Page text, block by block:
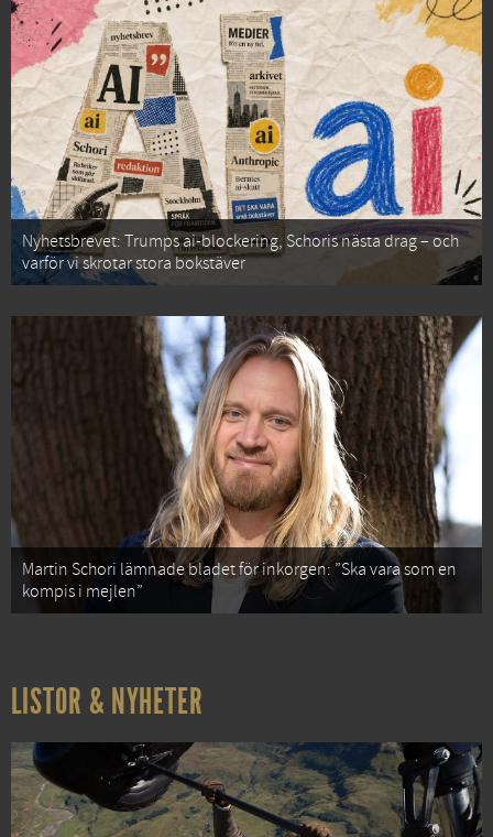
Nyhetsbrevet: Trumps ai-blockering, Schoris nästa drag – och
varför vi skrotar stora bokstäver
Martin Schori lämnade bladet för inkorgen: ”Ska vara som en
kompis i mejlen”
LISTOR & NYHETER